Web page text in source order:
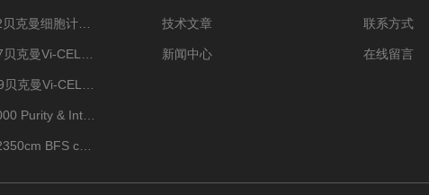
技术文章
新闻中心
联系方式
在线留言